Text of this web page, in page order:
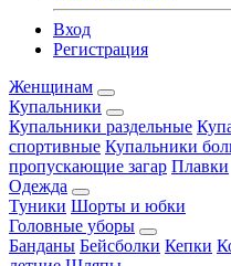
Вход
Регистрация
Женщинам
Купальники
Купальники раздельные
спортивные Купальники
пропускающие загар Плавки
Одежда
Туники Шорты и юбки
Головные уборы
Банданы Бейсболки Кепки